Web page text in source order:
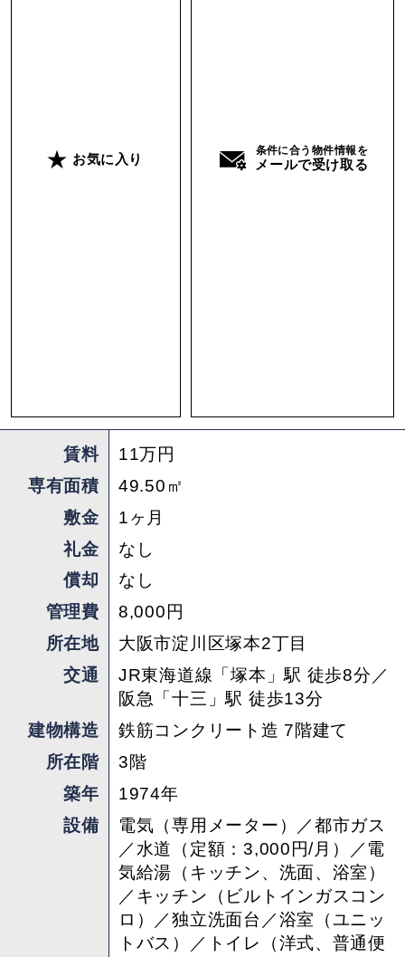
ゆるやかにゾーニングされた間取り。視線が抜け
心に近い立地でありながら、時間の流れがゆっく
り感じられるような空間です。
エリアは塚本。みなさん、塚本はご存じでしょう
か。最寄りの塚本駅から大阪駅まで電車で一駅。
阪急の全列車が停車する十三駅も徒歩圏内で、イ
メージとしては淀川を渡ってすぐの立地です。バ
スも通っているため、御堂筋線中津や大阪駅方面
へも一本でアクセスできる、利便性の高いエリア
です。
ここまで読んで、少しでもその風景が頭に浮かん
だ方。まずは一度、畳に座って神社を眺めてみて
部屋の心地よさを感じてもらえると思います。塚
本の神社ビューのお部屋で、お待ちしておりま
＊5年の定期建物賃貸借契約
＊水道料金定額：3,000円/月
＊リノベーション設計施工：アートアンドクラフ
ト（2026年6月）
お気に入り
条件に合う物件情報を
メールで受け取る
賃料
11万円
専有面積
49.50㎡
敷金
1ヶ月
礼金
なし
償却
なし
管理費
8,000円
所在地
大阪市淀川区塚本2丁目
交通
JR東海道線「塚本」駅 徒歩8分／
阪急「十三」駅 徒歩13分
建物構造
鉄筋コンクリート造 7階建て
所在階
3階
築年
1974年
設備
電気（専用メーター）／都市ガス
／水道（定額：3,000円/月）／電
気給湯（キッチン、洗面、浴室）
／キッチン（ビルトインガスコン
ロ）／独立洗面台／浴室（ユニッ
トバス）／トイレ（洋式、普通便